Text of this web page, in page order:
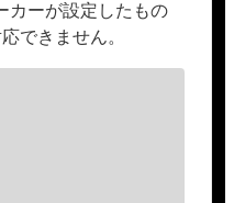
カーが設定したもの
できません。